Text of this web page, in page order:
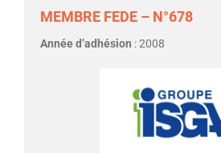
MEMBRE FEDE – N°678
Année d’adhésion : 2008